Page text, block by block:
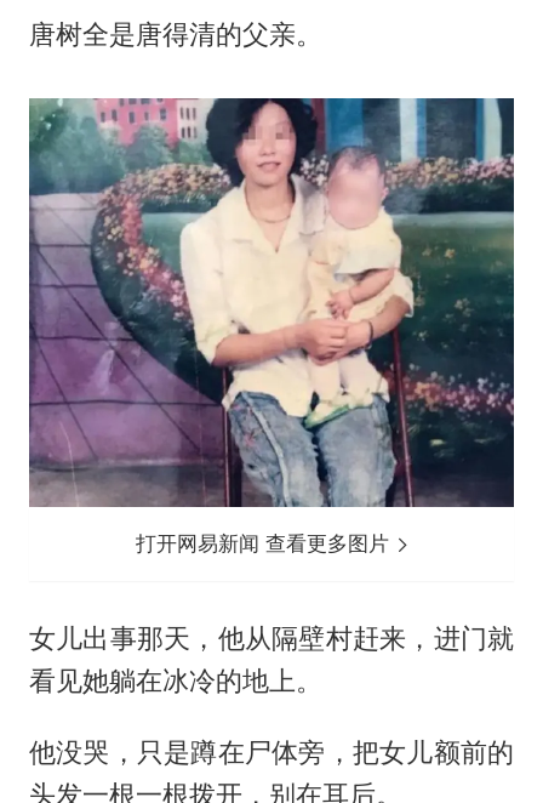
唐树全是唐得清的父亲。
打开网易新闻 查看更多图片
女儿出事那天，他从隔壁村赶来，进门就
看见她躺在冰冷的地上。
他没哭，只是蹲在尸体旁，把女儿额前的
头发一根一根拨开，别在耳后。